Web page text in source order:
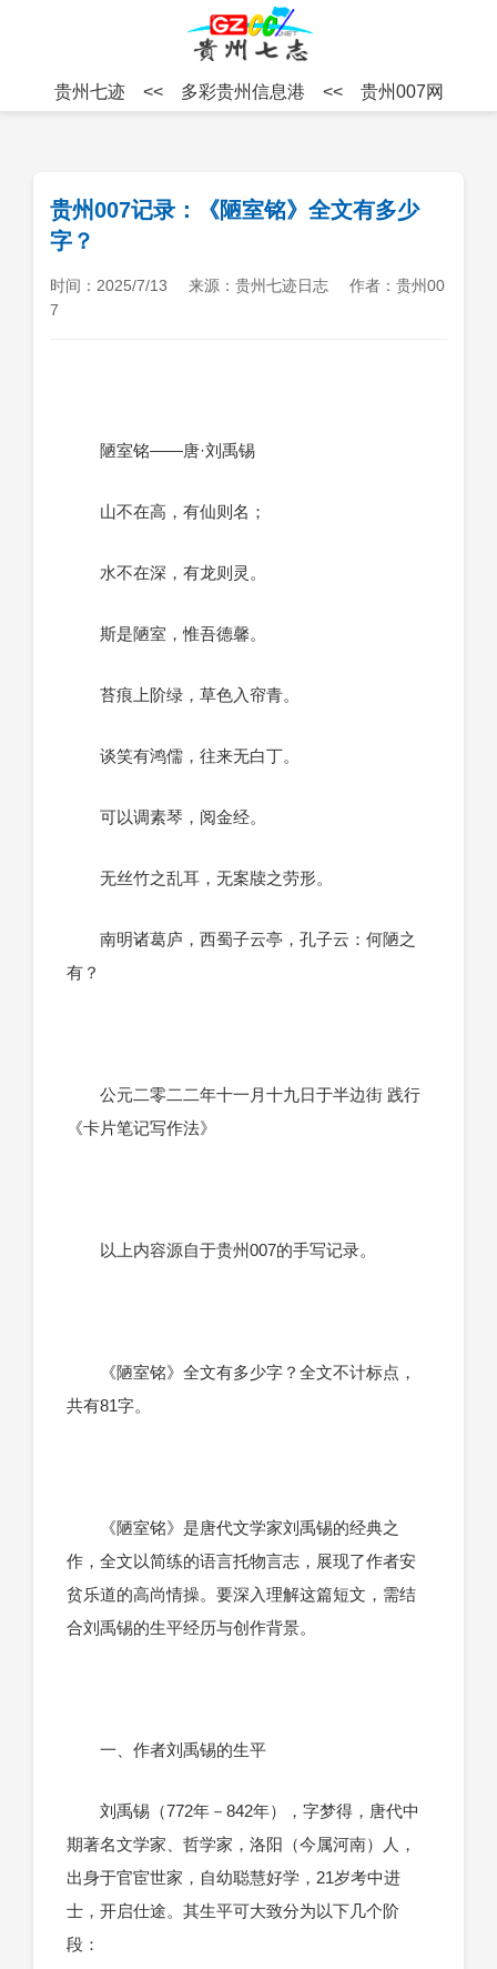
贵州七迹 << 多彩贵州信息港 << 贵州007网
贵州007记录：《陋室铭》全文有多少
字？
时间：2025/7/13 来源：贵州七迹日志
作者：贵州00
7
陋室铭——唐·刘禹锡
山不在高，有仙则名；
水不在深，有龙则灵。
斯是陋室，惟吾德馨。
苔痕上阶绿，草色入帘青。
谈笑有鸿儒，往来无白丁。
可以调素琴，阅金经。
无丝竹之乱耳，无案牍之劳形。
南明诸葛庐，西蜀子云亭，孔子云：何陋之
有？
公元二零二二年十一月十九日于半边街 践行
《卡片笔记写作法》
以上内容源自于贵州007的手写记录。
《陋室铭》全文有多少字？全文不计标点，
共有81字。
《陋室铭》是唐代文学家刘禹锡的经典之
作，全文以简练的语言托物言志，展现了作者安
贫乐道的高尚情操。要深入理解这篇短文，需结
合刘禹锡的生平经历与创作背景。
一、作者刘禹锡的生平
刘禹锡（772年－842年），字梦得，唐代中
期著名文学家、哲学家，洛阳（今属河南）人，
出身于官宦世家，自幼聪慧好学，21岁考中进
士，开启仕途。其生平可大致分为以下几个阶
段：